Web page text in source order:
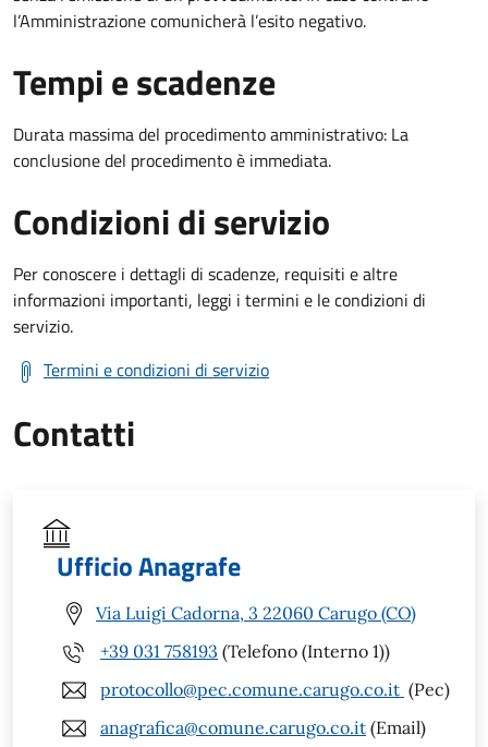
l’Amministrazione comunicherà l’esito negativo.
Tempi e scadenze
Durata massima del procedimento amministrativo: La
conclusione del procedimento è immediata.
Condizioni di servizio
Per conoscere i dettagli di scadenze, requisiti e altre
informazioni importanti, leggi i termini e le condizioni di
servizio.
Termini e condizioni di servizio
Contatti
Ufficio Anagrafe
Via Luigi Cadorna, 3 22060 Carugo (CO)
+39 031 758193 (Telefono (Interno 1))
protocollo@pec.comune.carugo.co.it (Pec)
anagrafica@comune.carugo.co.it (Email)